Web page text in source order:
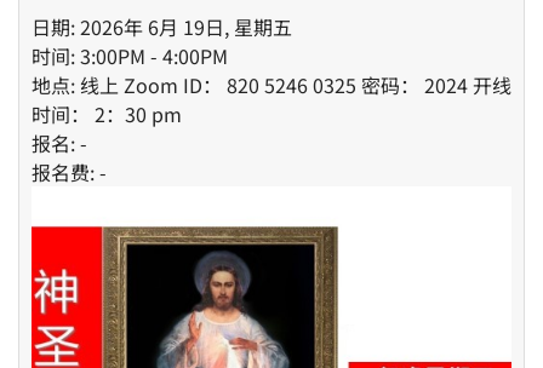
日期: 2026年 6月 19日, 星期五
时间: 3:00PM - 4:00PM
地点: 线上 Zoom ID： 820 5246 0325 密码： 2024 开线
时间： 2：30 pm
报名: -
报名费: -